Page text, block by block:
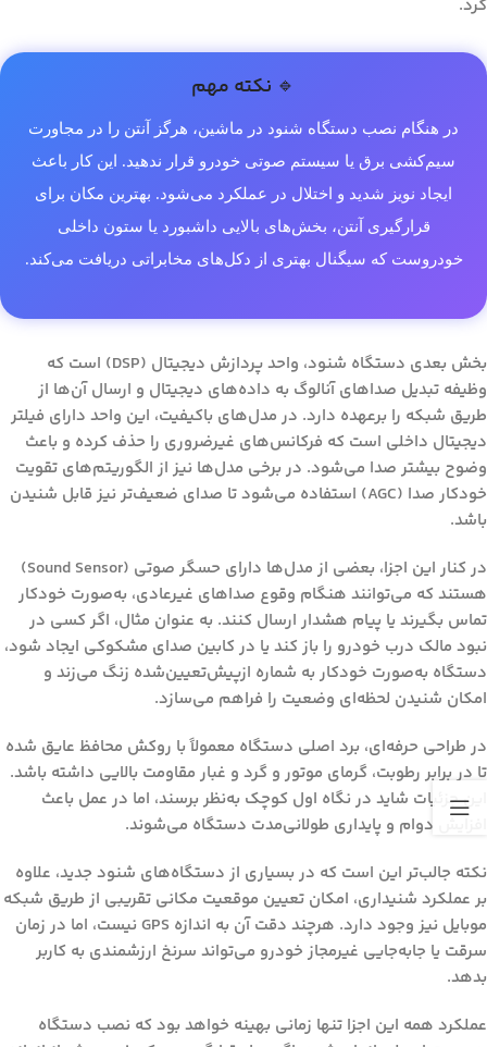
کرد.
🔹 نکته مهم
در هنگام نصب دستگاه شنود در ماشین، هرگز آنتن را در مجاورت
سیم‌کشی برق یا سیستم صوتی خودرو قرار ندهید. این کار باعث
ایجاد نویز شدید و اختلال در عملکرد می‌شود. بهترین مکان برای
قرارگیری آنتن، بخش‌های بالایی داشبورد یا ستون داخلی
خودروست که سیگنال بهتری از دکل‌های مخابراتی دریافت می‌کند.
بخش بعدی دستگاه شنود، واحد پردازش دیجیتال (DSP) است که
وظیفه تبدیل صداهای آنالوگ به داده‌های دیجیتال و ارسال آن‌ها از
طریق شبکه را برعهده دارد. در مدل‌های باکیفیت، این واحد دارای فیلتر
دیجیتال داخلی است که فرکانس‌های غیرضروری را حذف کرده و باعث
وضوح بیشتر صدا می‌شود. در برخی مدل‌ها نیز از الگوریتم‌های تقویت
خودکار صدا (AGC) استفاده می‌شود تا صدای ضعیف‌تر نیز قابل شنیدن
باشد.
در کنار این اجزا، بعضی از مدل‌ها دارای حسگر صوتی (Sound Sensor)
هستند که می‌توانند هنگام وقوع صداهای غیرعادی، به‌صورت خودکار
تماس بگیرند یا پیام هشدار ارسال کنند. به عنوان مثال، اگر کسی در
نبود مالک درب خودرو را باز کند یا در کابین صدای مشکوکی ایجاد شود،
دستگاه به‌صورت خودکار به شماره ازپیش‌تعیین‌شده زنگ می‌زند و
امکان شنیدن لحظه‌ای وضعیت را فراهم می‌سازد.
در طراحی حرفه‌ای، برد اصلی دستگاه معمولاً با روکش محافظ عایق شده
تا در برابر رطوبت، گرمای موتور و گرد و غبار مقاومت بالایی داشته باشد.
این جزئیات شاید در نگاه اول کوچک به‌نظر برسند، اما در عمل باعث
افزایش دوام و پایداری طولانی‌مدت دستگاه می‌شوند.
نکته جالب‌تر این است که در بسیاری از دستگاه‌های شنود جدید، علاوه
بر عملکرد شنیداری، امکان تعیین موقعیت مکانی تقریبی از طریق شبکه
موبایل نیز وجود دارد. هرچند دقت آن به اندازه GPS نیست، اما در زمان
سرقت یا جابه‌جایی غیرمجاز خودرو می‌تواند سرنخ ارزشمندی به کاربر
بدهد.
عملکرد همه این اجزا تنها زمانی بهینه خواهد بود که نصب دستگاه